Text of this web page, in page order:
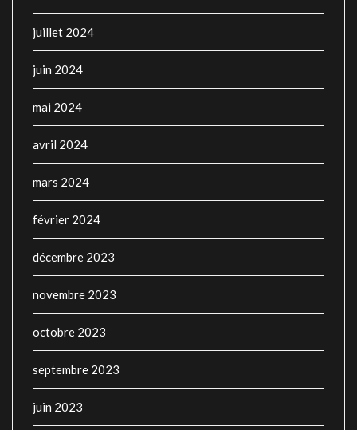
juillet 2024
juin 2024
mai 2024
avril 2024
mars 2024
février 2024
décembre 2023
novembre 2023
octobre 2023
septembre 2023
juin 2023